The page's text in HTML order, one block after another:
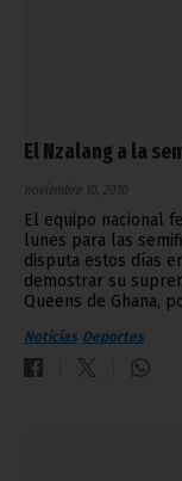
El Nzalang a la
noviembre 10, 2010
El equipo nacional
lunes para las
disputa estos días
demostrar su
Queens de Ghana,
Noticias Deportes